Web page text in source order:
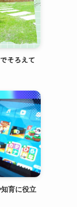
そろえて
育に役立